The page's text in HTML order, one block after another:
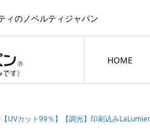
ィのノベルティジャパン
HOME
UVカット99％】【調光】印刷込み